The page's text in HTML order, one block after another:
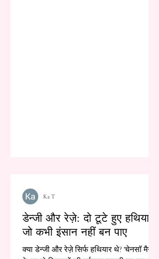
डेन्जी और रेज़े: दो टूटे हुए हथियार,
जो कभी इंसान नहीं बन पाए
क्या डेन्जी और रेज़े सिर्फ हथियार थे? 'चेनसॉ मैन'
Ka T